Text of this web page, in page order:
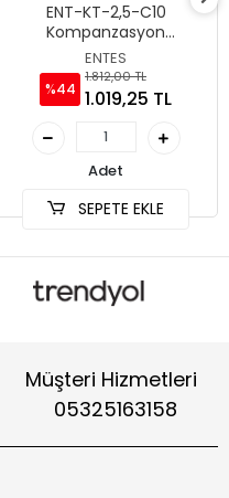
ENT-KT-2,5-C10
Kompanzasyon
Kontaktörü
ENTES
%44
1.812,00 TL
1.019,25 TL
Adet
SEPETE EKLE
Müşteri Hizmetleri
05325163158